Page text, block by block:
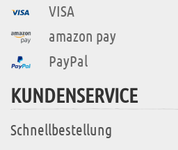
VISA
amazon pay
PayPal
KUNDENSERVICE
Schnellbestellung